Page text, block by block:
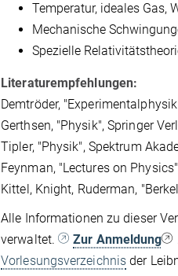
Temperatur, ideales Gas,
Mechanische
Spezielle
Literaturempfehlungen:
Demtröder,
Gerthsen, "Physik", Springer
Tipler, "Physik", Spektrum
Feynman, "Lectures on
Kittel, Knight, Ruderman,
Alle Informationen zu dieser
verwaltet.
Zur Anmeldung
Vorlesungsverzeichnis der